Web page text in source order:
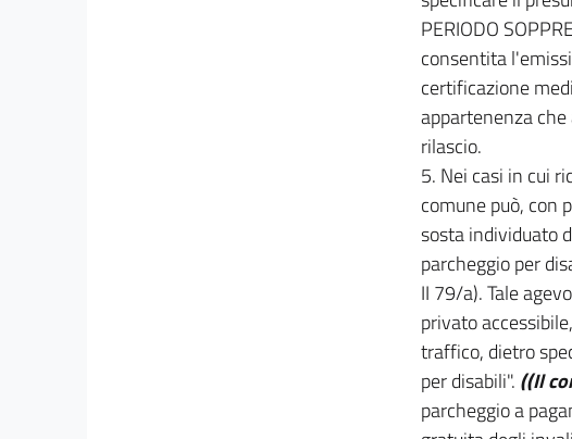
PERIODO
consentita
certificazione
appartenenza
rilascio.
5. Nei casi in cui
comune può, con
sosta individuato
parcheggio per
II 79/a). Tale
privato
traffico, dietro
per disabili". ((Il
parcheggio a